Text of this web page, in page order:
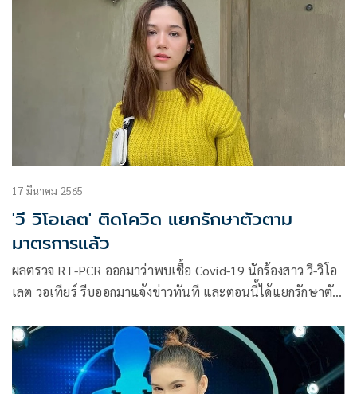
17 มีนาคม 2565
'วี วิโอเลต' ติดโควิด แยกรักษาตัวตาม
มาตรการแล้ว
ผลตรวจ RT-PCR ออกมาว่าพบเชื้อ Covid-19 นักร้องสาว วี-วิโอ
เลต วอเทียร์ รีบออกมาแจ้งข่าวทันที และตอนนี้ได้แยกรักษาตัว